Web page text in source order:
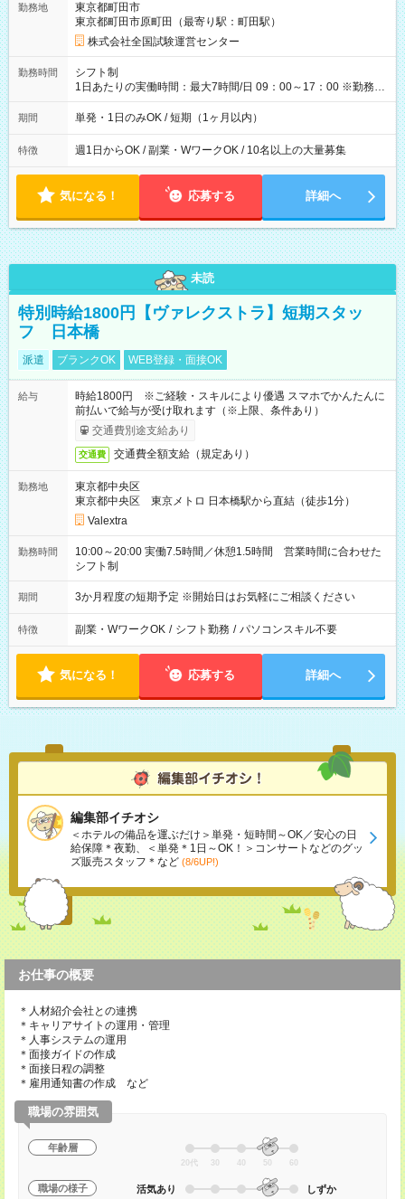
例】 ・河合塾模擬試験 8:30～17:30（休憩1時間） 時給1,300円
×8時間＝日収10,400円＋交通費 ※当日の役割により時給＋100
円の場合あり ・国家試験 7:00～13:30（休憩なし） 時給1,300
円（役割手当＋100円）×6時間＝日収8,400円＋交通費 【試用期
間】試用期間なし
勤務地
東京都町田市
東京都町田市原町田（最寄り駅：町田駅）
株式会社全国試験運営センター
勤務時間
シフト制
1日あたりの実働時間：最大7時間/日 09：00～17：00 ※勤務時
間は 試験により異なります。
期間 単発・1日のみOK / 短期（1ヶ月以内）
特徴 週1日からOK / 副業・WワークOK / 10名以上の大量募集
気になる！ 応募する 詳細へ
未読
特別時給1800円【ヴァレクストラ】短期スタッ
フ 日本橋
派遣 ブランクOK WEB登録・面接OK
給与
時給1800円 ※ご経験・スキルにより優遇 スマホでかんたんに
前払いで給与が受け取れます（※上限、条件あり）
交通費別途支給あり
交通費 交通費全額支給（規定あり）
勤務地
東京都中央区
東京都中央区 東京メトロ 日本橋駅から直結（徒歩1分）
Valextra
勤務時間
10:00～20:00 実働7.5時間／休憩1.5時間 営業時間に合わせた
シフト制
期間 3か月程度の短期予定 ※開始日はお気軽にご相談ください
特徴 副業・WワークOK / シフト勤務 / パソコンスキル不要
気になる！ 応募する 詳細へ
編集部イチオシ
＜ホテルの備品を運ぶだけ＞単発・短時間～OK／安心の日
給保障＊夜勤、＜単発＊1日～OK！＞コンサートなどのグッ
ズ販売スタッフ＊など (8/6UP!)
お仕事の概要
＊人材紹介会社との連携
＊キャリアサイトの運用・管理
＊人事システムの運用
＊面接ガイドの作成
＊面接日程の調整
＊雇用通知書の作成 など
職場の雰囲気
年齢層
20代 30 40 50 60
職場の様子 活気あり しずか